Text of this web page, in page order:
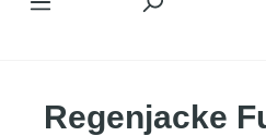
Regenjacke